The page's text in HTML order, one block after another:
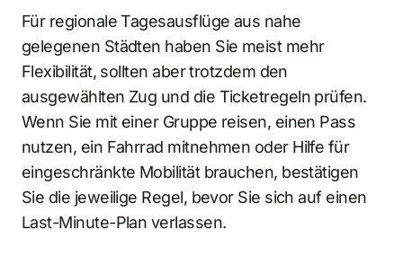
Für regionale Tagesausflüge aus nahe
gelegenen Städten haben Sie meist mehr
Flexibilität, sollten aber trotzdem den
ausgewählten Zug und die Ticketregeln prüfen.
Wenn Sie mit einer Gruppe reisen, einen Pass
nutzen, ein Fahrrad mitnehmen oder Hilfe für
eingeschränkte Mobilität brauchen, bestätigen
Sie die jeweilige Regel, bevor Sie sich auf einen
Last-Minute-Plan verlassen.